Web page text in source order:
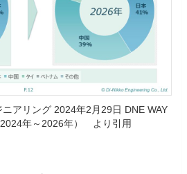
アリング 2024年2月29日 DNE WAY
年～2026年） より引用